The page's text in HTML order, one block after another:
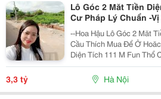
Lô Góc 2 Măt Tiền
Cư Pháp Lý Chuẩn -
Mát ,Đất Nằm Mặt
--Hoa Hậu Lô Góc 2 Măt
Cầu Thích Mua Để Ở
Diện Tích 111 M Fun Thổ Cư Sẫn Sổ
Chuẩn Bị Đang Giải Nhựa
Nhau Vị Trí Đất Sát
3,3 tỷ Hà Nội